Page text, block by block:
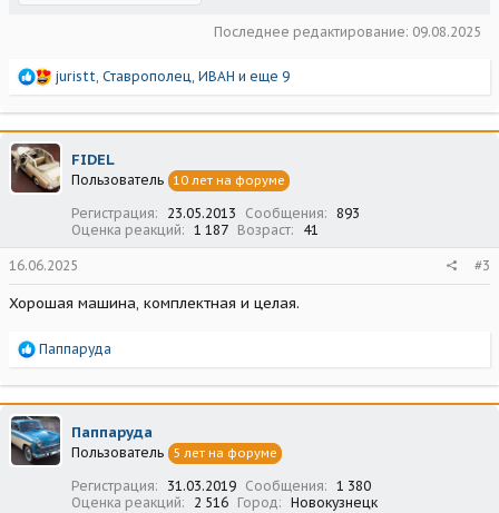
Последнее редактирование: 09.08.2025
Р
а
к
ц
и
и
juristt, Ставрополец, ИВАН и еще 9
FIDEL
Пользователь 10 лет на форуме
Регистрация 23.05.2013 Сообщения
893
Оценка реакций
1 187 Возраст 41
16.06.2025 #3
Хорошая машина, комплектная и целая.
Р
а
к
ц
и
и
Паппаруда
Паппаруда
Пользователь 5 лет на форуме
Регистрация 31.03.2019 Сообщения
1 380
Оценка реакций
2 516 Город Новокузнецк